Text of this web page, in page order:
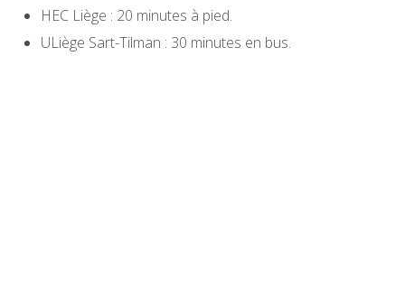
HEC Liège : 20 minutes à pied.
ULiège Sart-Tilman : 30 minutes en bus.